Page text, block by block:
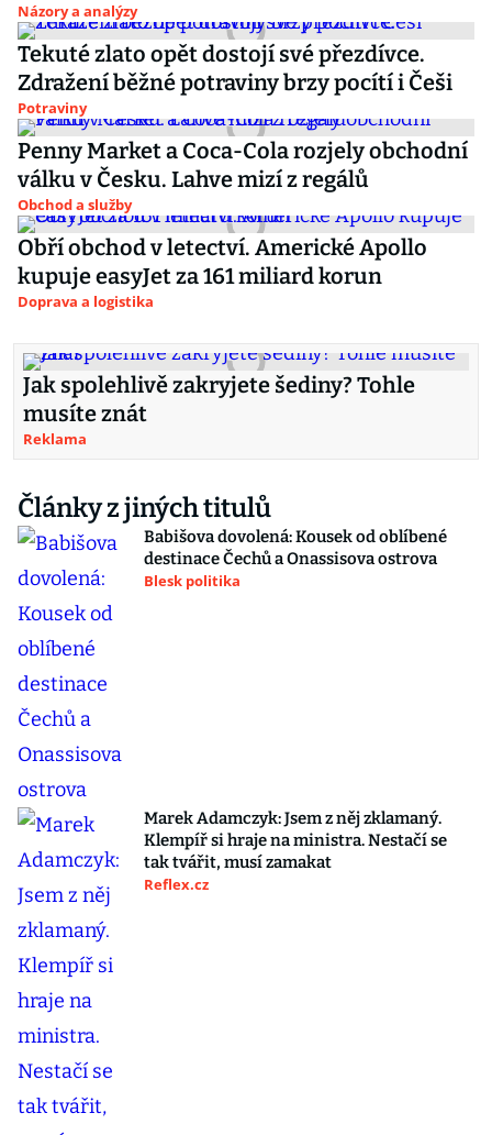
Názory a analýzy
Tekuté zlato opět dostojí své přezdívce.
Zdražení běžné potraviny brzy pocítí i Češi
Potraviny
Penny Market a Coca-Cola rozjely obchodní
válku v Česku. Lahve mizí z regálů
Obchod a služby
Obří obchod v letectví. Americké Apollo
kupuje easyJet za 161 miliard korun
Doprava a logistika
Jak spolehlivě zakryjete šediny? Tohle
musíte znát
Reklama
Články z jiných titulů
Babišova dovolená: Kousek od oblíbené
destinace Čechů a Onassisova ostrova
Blesk politika
Marek Adamczyk: Jsem z něj zklamaný.
Klempíř si hraje na ministra. Nestačí se
tak tvářit, musí zamakat
Reflex.cz